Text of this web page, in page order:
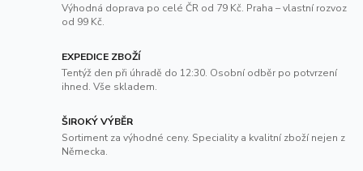
Výhodná doprava po celé ČR od 79 Kč. Praha – vlastní rozvoz
od 99 Kč.
EXPEDICE ZBOŽÍ
Tentýž den při úhradě do 12:30. Osobní odběr po potvrzení
ihned. Vše skladem.
ŠIROKÝ VÝBĚR
Sortiment za výhodné ceny. Speciality a kvalitní zboží nejen z
Německa.